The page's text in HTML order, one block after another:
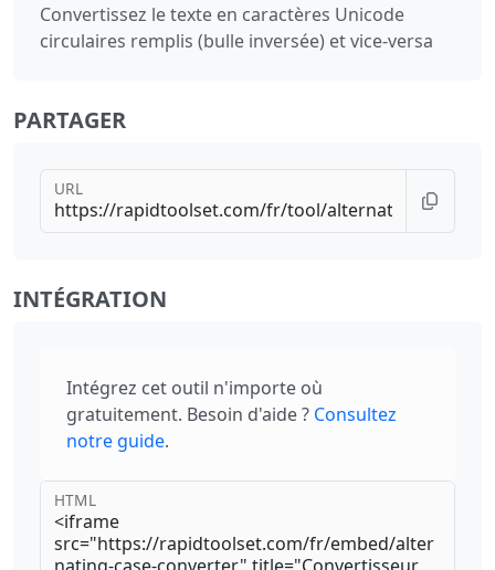
Convertissez le texte en caractères Unicode
circulaires remplis (bulle inversée) et vice‑versa
PARTAGER
URL
INTÉGRATION
Intégrez cet outil n'importe où
gratuitement. Besoin d'aide ? Consultez
notre guide.
HTML